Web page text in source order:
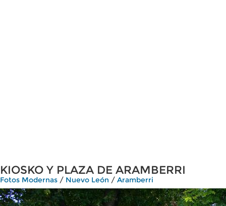
KIOSKO Y PLAZA DE ARAMBERRI
Fotos Modernas / Nuevo León / Aramberri